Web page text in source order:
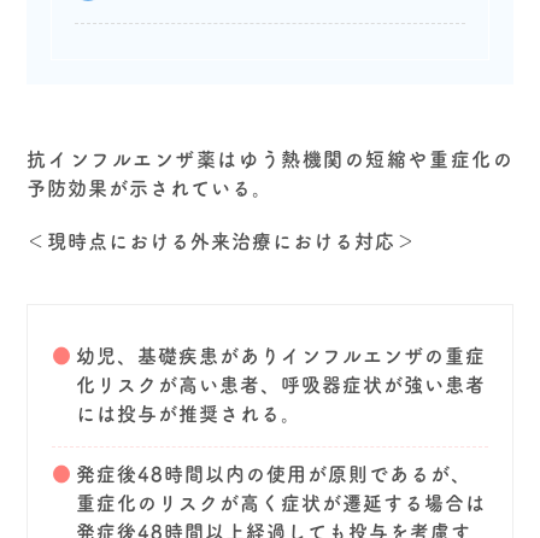
抗インフルエンザ薬はゆう熱機関の短縮や重症化の
予防効果が示されている。
＜現時点における外来治療における対応＞
幼児、基礎疾患がありインフルエンザの重症
化リスクが高い患者、呼吸器症状が強い患者
には投与が推奨される。
発症後48時間以内の使用が原則であるが、
重症化のリスクが高く症状が遷延する場合は
発症後48時間以上経過しても投与を考慮す